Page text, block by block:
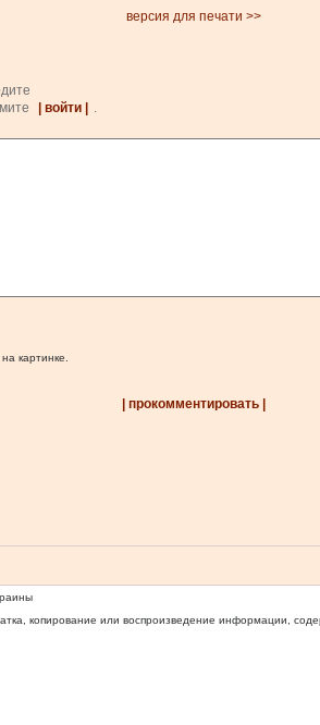
версия для печати >>
| войти |
.
картинке.
| прокомментировать |
копирование или воспроизведение информации,